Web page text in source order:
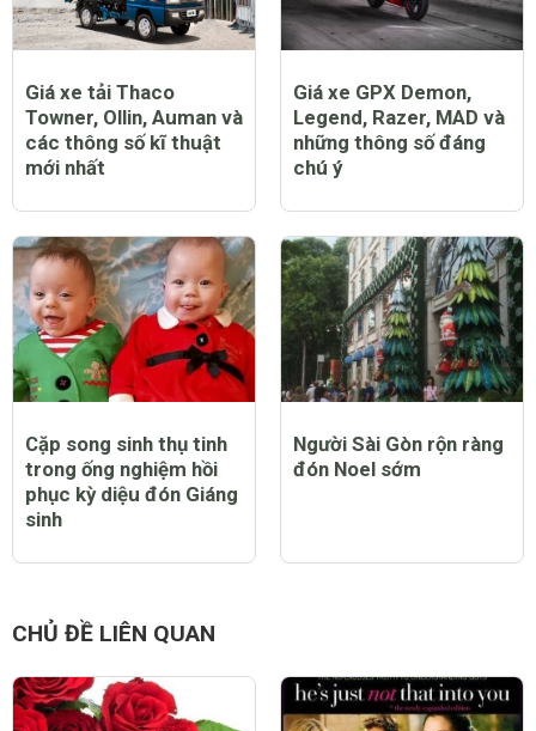
Giá xe tải Thaco
Towner, Ollin, Auman và
các thông số kĩ thuật
mới nhất
Giá xe GPX Demon,
Legend, Razer, MAD và
những thông số đáng
chú ý
sinh